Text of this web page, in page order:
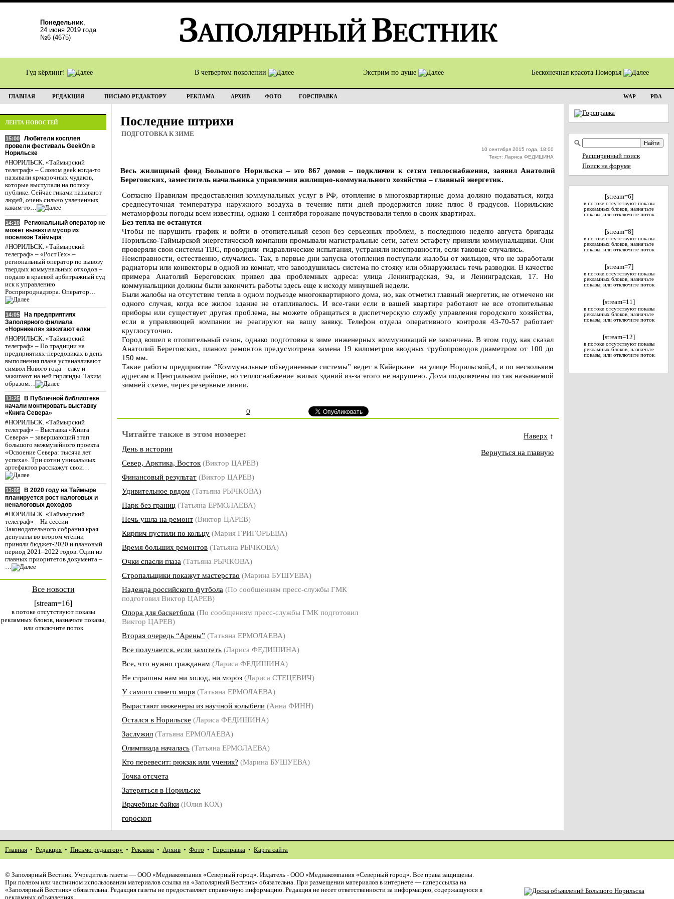
Понедельник,
24 июня 2019 года
№6 (4675)
Гуд кёрлинг! В четвертом поколении Экстрим по душе Бесконечная красота Поморья
ГЛАВНАЯ РЕДАКЦИЯ ПИСЬМО РЕДАКТОРУ РЕКЛАМА АРХИВ ФОТО ГОРСПРАВКА WAP PDA
ЛЕНТА НОВОСТЕЙ
15:00
Любители косплея
провели фестиваль GeekOn в
Норильске
#НОРИЛЬСК. «Таймырский
телеграф» – Словом geek когда-то
называли ярмарочных чудаков,
которые выступали на потеху
публике. Сейчас гиками называют
людей, очень сильно увлеченных
каким-то…
14:10
Региональный оператор не
может вывезти мусор из
поселков Таймыра
#НОРИЛЬСК. «Таймырский
телеграф» – «РостТех» –
региональный оператор по вывозу
твердых коммунальных отходов –
подало в краевой арбитражный суд
иск к управлению
Росприроднадзора. Оператор…
14:05
На предприятиях
Заполярного филиала
«Норникеля» зажигают елки
#НОРИЛЬСК. «Таймырский
телеграф» – По традиции на
предприятиях-передовиках в день
выполнения плана устанавливают
символ Нового года – елку и
зажигают на ней гирлянды. Таким
образом…
13:25
В Публичной библиотеке
начали монтировать выставку
«Книга Севера»
#НОРИЛЬСК. «Таймырский
телеграф» – Выставка «Книга
Севера» – завершающий этап
большого межмузейного проекта
«Освоение Севера: тысяча лет
успеха». Три сотни уникальных
артефактов расскажут свои…
13:05
В 2020 году на Таймыре
планируется рост налоговых и
неналоговых доходов
#НОРИЛЬСК. «Таймырский
телеграф» – На сессии
Законодательного собрания края
депутаты во втором чтении
приняли бюджет-2020 и плановый
период 2021–2022 годов. Один из
главных приоритетов документа –
…
Все новости
[stream=16]
в потоке отсутствуют показы
рекламных блоков, назначьте показы,
или отключите поток
Последние штрихи
ПОДГОТОВКА К ЗИМЕ
10 сентября 2015 года, 18:00
Текст: Лариса ФЕДИШИНА
Весь жилищный фонд Большого Норильска – это 867 домов – подключен к сетям теплоснабжения, заявил Анатолий
Береговских, заместитель начальника управления жилищно-коммунального хозяйства – главный энергетик.
Согласно Правилам предоставления коммунальных услуг в РФ, отопление в многоквартирные дома должно подаваться, когда
среднесуточная температура наружного воздуха в течение пяти дней продержится ниже плюс 8 градусов. Норильские
метаморфозы погоды всем известны, однако 1 сентября горожане почувствовали тепло в своих квартирах.
Без тепла не останутся
Чтобы не нарушить график и войти в отопительный сезон без серьезных проблем, в последнюю неделю августа бригады
Норильско-Таймырской энергетической компании промывали магистральные сети, затем эстафету приняли коммунальщики. Они
проверяли свои системы ТВС, проводили гидравлические испытания, устраняли неисправности, если таковые случались.
Неисправности, естественно, случались. Так, в первые дни запуска отопления поступали жалобы от жильцов, что не заработали
радиаторы или конвекторы в одной из комнат, что завоздушилась система по стояку или обнаружилась течь разводки. В качестве
примера Анатолий Береговских привел два проблемных адреса: улица Ленинградская, 9а, и Ленинградская, 17. Но
коммунальщики должны были закончить работы здесь еще к исходу минувшей недели.
Были жалобы на отсутствие тепла в одном подъезде многоквартирного дома, но, как отметил главный энергетик, не отмечено ни
одного случая, когда все жилое здание не отапливалось. И все-таки если в вашей квартире работают не все отопительные
приборы или существует другая проблема, вы можете обращаться в диспетчерскую службу управления городского хозяйства,
если в управляющей компании не реагируют на вашу заявку. Телефон отдела оперативного контроля 43-70-57 работает
круглосуточно.
Город вошел в отопительный сезон, однако подготовка к зиме инженерных коммуникаций не закончена. В этом году, как сказал
Анатолий Береговских, планом ремонтов предусмотрена замена 19 километров вводных трубопроводов диаметром от 100 до
150 мм.
Такие работы предприятие “Коммунальные объединенные системы” ведет в Кайеркане на улице Норильской,4, и по нескольким
адресам в Центральном районе, но теплоснабжение жилых зданий из-за этого не нарушено. Дома подключены по так называемой
зимней схеме, через резервные линии.
0
Читайте также в этом номере:
День в истории
Север, Арктика, Восток (Виктор ЦАРЕВ)
Финансовый результат (Виктор ЦАРЕВ)
Удивительное рядом (Татьяна РЫЧКОВА)
Парк без границ (Татьяна ЕРМОЛАЕВА)
Печь ушла на ремонт (Виктор ЦАРЕВ)
Кирпич пустили по кольцу (Мария ГРИГОРЬЕВА)
Время больших ремонтов (Татьяна РЫЧКОВА)
Очки спасли глаза (Татьяна РЫЧКОВА)
Стропальщики покажут мастерство (Марина БУШУЕВА)
Надежда российского футбола (По сообщениям пресс-службы ГМК
подготовил Виктор ЦАРЕВ)
Опора для баскетбола (По сообщениям пресс-службы ГМК подготовил
Виктор ЦАРЕВ)
Вторая очередь “Арены” (Татьяна ЕРМОЛАЕВА)
Все получается, если захотеть (Лариса ФЕДИШИНА)
Все, что нужно гражданам (Лариса ФЕДИШИНА)
Не страшны нам ни холод, ни мороз (Лариса СТЕЦЕВИЧ)
У самого синего моря (Татьяна ЕРМОЛАЕВА)
Вырастают инженеры из научной колыбели (Анна ФИНН)
Остался в Норильске (Лариса ФЕДИШИНА)
Заслужил (Татьяна ЕРМОЛАЕВА)
Олимпиада началась (Татьяна ЕРМОЛАЕВА)
Кто перевесит: рюкзак или ученик? (Марина БУШУЕВА)
Точка отсчета
Затеряться в Норильске
Врачебные байки (Юлия КОХ)
гороскоп
Наверх ↑
Вернуться на главную
Расширенный поиск
Поиск на форуме
[stream=6]
в потоке отсутствуют показы
рекламных блоков, назначьте
показы, или отключите поток
[stream=8]
в потоке отсутствуют показы
рекламных блоков, назначьте
показы, или отключите поток
[stream=7]
в потоке отсутствуют показы
рекламных блоков, назначьте
показы, или отключите поток
[stream=11]
в потоке отсутствуют показы
рекламных блоков, назначьте
показы, или отключите поток
[stream=12]
в потоке отсутствуют показы
рекламных блоков, назначьте
показы, или отключите поток
Главная • Редакция • Письмо редактору • Реклама • Архив • Фото • Горсправка • Карта сайта
© Заполярный Вестник. Учредитель газеты — ООО «Медиакомпания «Северный город». Издатель - ООО «Медиакомпания «Северный город». Все права защищены.
При полном или частичном использовании материалов ссылка на «Заполярный Вестник» обязательна. При размещении материалов в интернете — гиперссылка на
«Заполярный Вестник» обязательна. Редакция газеты не предоставляет справочную информацию. Редакция не несет ответственности за информацию, содержащуюся в
рекламных объявлениях.